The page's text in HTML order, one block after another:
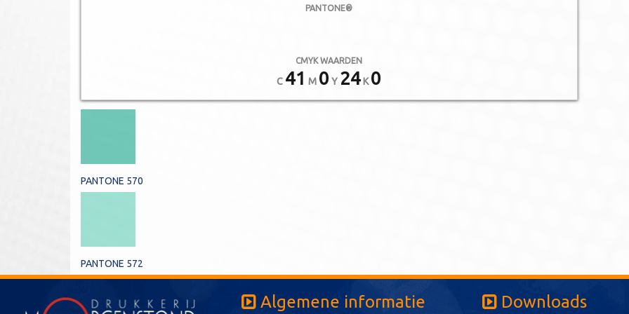
PANTONE®
CMYK WAARDEN
C 41 M 0 Y 24 K0
PANTONE 570
PANTONE 572
Algemene informatie Downloads